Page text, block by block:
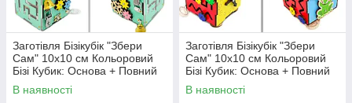
Заготівля Бізікубік "Збери
Сам" 10х10 см Кольоровий
Бізі Кубик: Основа + Повний
Комплект (в Розібраному
Виді) Кубік Бізи, Бірюза
В наявності
Заготівля Бізікубік "Збери
Сам" 10х10 см Кольоровий
Бізі Кубик: Основа + Повний
Комплект (в Розібраному
Виді) Кубік Бізи, Різнокол
В наявності